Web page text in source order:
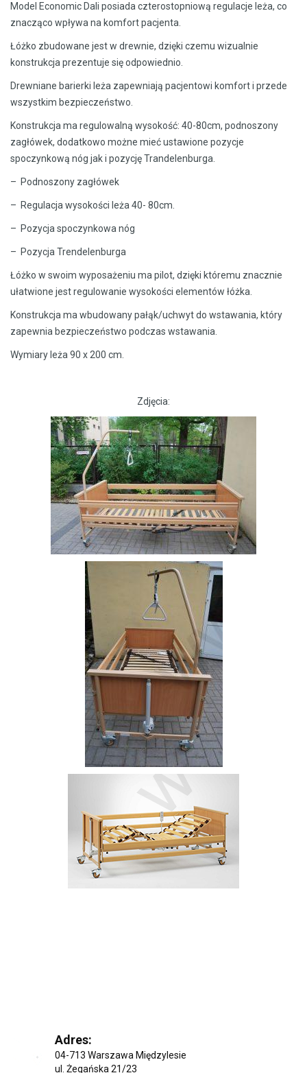
Model Economic Dali posiada czterostopniową regulacje leża, co
znacząco wpływa na komfort pacjenta.
Łóżko zbudowane jest w drewnie, dzięki czemu wizualnie
konstrukcja prezentuje się odpowiednio.
Drewniane barierki leża zapewniają pacjentowi komfort i przede
wszystkim bezpieczeństwo.
Konstrukcja ma regulowalną wysokość: 40-80cm, podnoszony
zagłówek, dodatkowo możne mieć ustawione pozycje
spoczynkową nóg jak i pozycję Trandelenburga.
– Podnoszony zagłówek
– Regulacja wysokości leża 40- 80cm.
– Pozycja spoczynkowa nóg
– Pozycja Trendelenburga
Łóżko w swoim wyposażeniu ma pilot, dzięki któremu znacznie
ułatwione jest regulowanie wysokości elementów łóżka.
Konstrukcja ma wbudowany pałąk/uchwyt do wstawania, który
zapewnia bezpieczeństwo podczas wstawania.
Wymiary leża 90 x 200 cm.
Zdjęcia:
Adres:
04-713 Warszawa Międzylesie
ul. Żegańska 21/23